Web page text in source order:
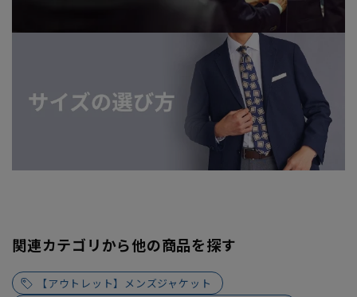
関連カテゴリから他の商品を探す
【アウトレット】メンズジャケット